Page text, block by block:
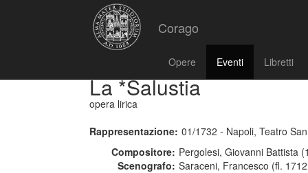
Corago
Opere Eventi Libretti
La *Salustia
opera lirica
Rappresentazione: 01/1732 - Napoli, Teatro
Compositore: Pergolesi, Giovanni Battista
Scenografo: Saraceni, Francesco (fl.